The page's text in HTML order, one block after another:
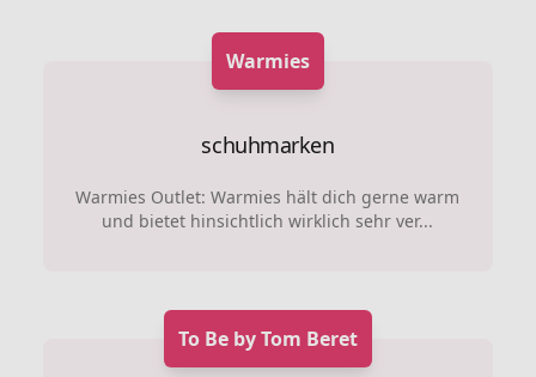
Warmies
schuhmarken
Warmies Outlet: Warmies hält dich gerne warm
und bietet hinsichtlich wirklich sehr ver...
To Be by Tom Beret